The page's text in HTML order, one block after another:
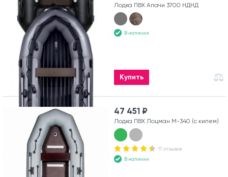
Лодка ПВХ Апачи 3700 НДНД
В наличии
Купить
47 451 ₽
Лодка ПВХ Лоцман М-340 (с килем)
17 отзывов
В наличии